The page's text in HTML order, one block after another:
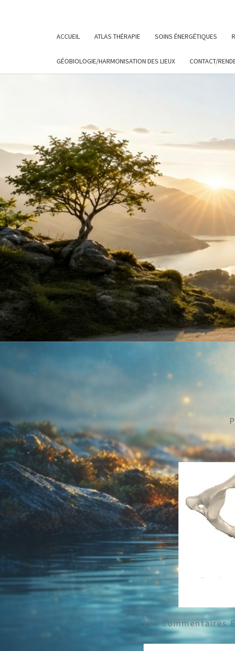
ACCUEIL ATLAS THÉRAPIE SOINS ÉNERGÉTIQUES
GÉOBIOLOGIE/HARMONISATION DES LIEUX CONTACT/
Les Commentaires